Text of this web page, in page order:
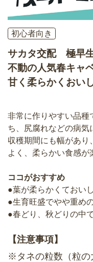
初心者向き
サカタ交配 極早
不動の人気春キャ
甘く柔らかくおい
非常に作りやすい品種
ち、尻腐れなどの病気
収穫期間にも幅があり
よく、柔らかい食感が
ココがおすすめ
●葉が柔らかくておい
●生育旺盛でやや重め
●春どり、秋どりの中
【注意事項】
※タネの粒数（粒の